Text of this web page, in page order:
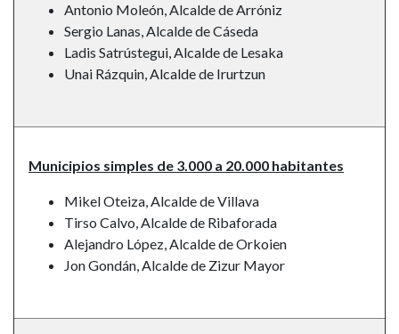
Antonio Moleón, Alcalde de Arróniz
Sergio Lanas, Alcalde de Cáseda
Ladis Satrústegui, Alcalde de Lesaka
Unai Rázquin, Alcalde de Irurtzun
Municipios simples de 3.000 a 20.000 habitantes
Mikel Oteiza, Alcalde de Villava
Tirso Calvo, Alcalde de Ribaforada
Alejandro López, Alcalde de Orkoien
Jon Gondán, Alcalde de Zizur Mayor